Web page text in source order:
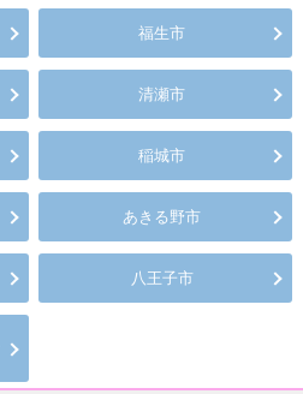
福生市
清瀬市
稲城市
あきる野市
八王子市